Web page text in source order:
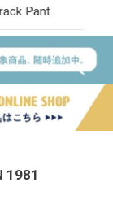
Pant
1981